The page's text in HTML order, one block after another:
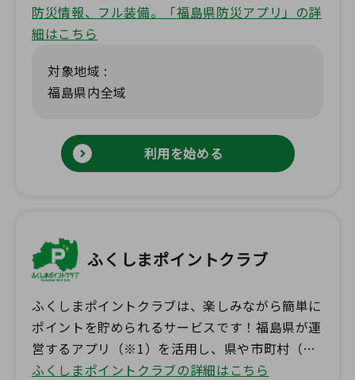
【主な機能】 ■防災情報のプッシュ通知 ■避難
所検索 ■ハザードマップの確認 ■「マイ避難シ
【キャンペーン実施中】 https://www.pref.fuku
shima.lg.jp/myhinan-campaign/
防災情報、フル装備。「福島県防災アプリ」の詳
細はこちら
対象地域 :
福島県内全域
利用を始める
ふくしまポイントクラブ
ふくしまポイントクラブは、楽しみながら簡単に
ポイントを貯められるサービスです！福島県が運
営するアプリ（※1）を活用し、県や市町村（※
2）主催のイベントやスタンプラリー、各種サー
ふくしまポイントクラブの詳細はこちら